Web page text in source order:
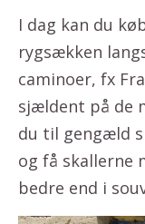
I dag kan du
rygsækken
caminoer, fx
sjældent på de
du til gengæld
og få skallerne
bedre end i